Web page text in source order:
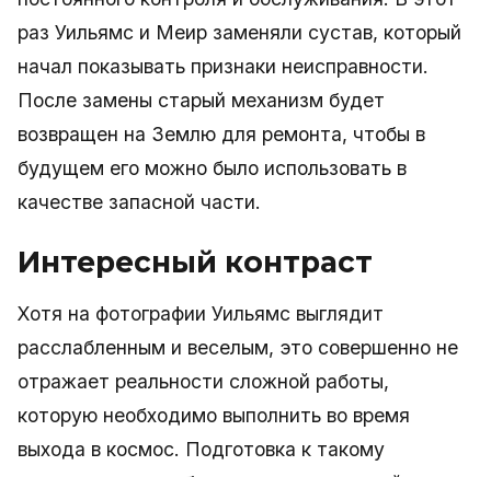
раз Уильямс и Меир заменяли сустав, который
начал показывать признаки неисправности.
После замены старый механизм будет
возвращен на Землю для ремонта, чтобы в
будущем его можно было использовать в
качестве запасной части.
Интересный контраст
Хотя на фотографии Уильямс выглядит
расслабленным и веселым, это совершенно не
отражает реальности сложной работы,
которую необходимо выполнить во время
выхода в космос. Подготовка к такому